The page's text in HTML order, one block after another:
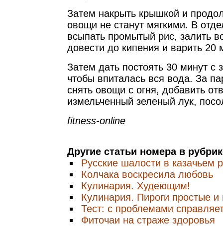
Затем накрыть крышкой и
овощи не станут мягкими. В
всыпать промытый рис, залить
довести до кипения и варить 20
Затем дать постоять 30 минут с
чтобы впиталась вся вода. За
снять овощи с огня, добавить
измельченный зеленый лук,
fitness-online
Другие статьи номера в
Русские шалости в казачьем
Колчака воскресила любовь
Кулинария. Худеющим!
Кулинария. Пироги простые и
Тест: с проблемами
Фиточаи на страже здоровья